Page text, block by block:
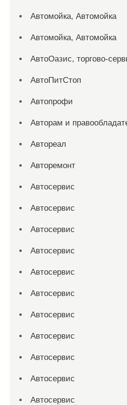
Автомойка, Автомойка
Автомойка, Автомойка
АвтоОазис, торгово-
АвтоПитСтоп
Автопрофи
Авторам и
Автореал
Авторемонт
Автосервис
Автосервис
Автосервис
Автосервис
Автосервис
Автосервис
Автосервис
Автосервис
Автосервис
Автосервис
Автосервис